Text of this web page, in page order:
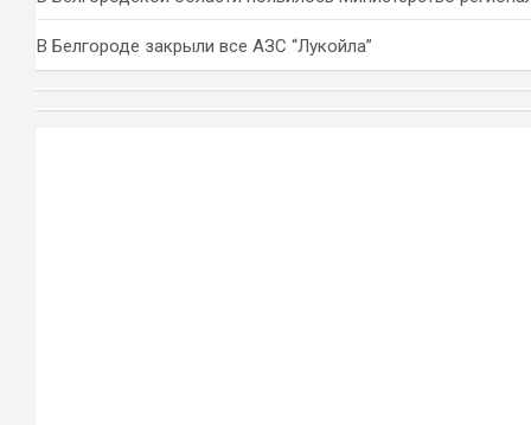
В Белгороде закрыли все АЗС “Лукойла”